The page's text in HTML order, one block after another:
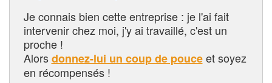
Je connais bien cette entreprise : je l'ai fait
intervenir chez moi, j'y ai travaillé, c'est un
proche !
Alorsdonnez-lui un coup de pouceet soyez
en récompensés !